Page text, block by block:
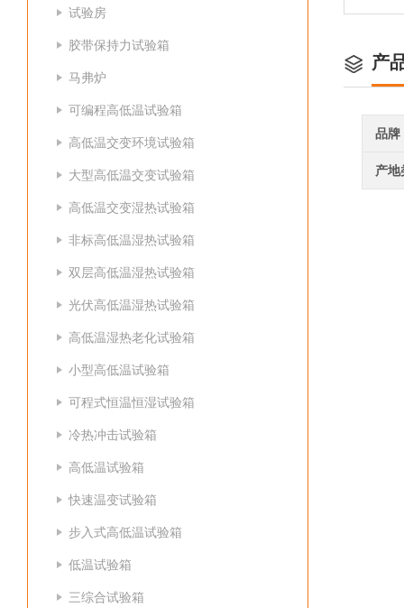
试验房
胶带保持力试验箱
马弗炉
可编程高低温试验箱
高低温交变环境试验箱
大型高低温交变试验箱
高低温交变湿热试验箱
非标高低温湿热试验箱
双层高低温湿热试验箱
光伏高低温湿热试验箱
高低温湿热老化试验箱
小型高低温试验箱
可程式恒温恒湿试验箱
冷热冲击试验箱
高低温试验箱
快速温变试验箱
步入式高低温试验箱
低温试验箱
三综合试验箱
产
品牌
产地